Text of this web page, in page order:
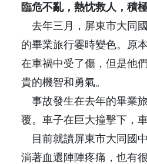
臨危不亂，熱忱救人，積
去年三月，屏東市大同
的畢業旅行霎時變色。原
在車禍中受了傷，但是他
貴的機智和勇氣。
事故發生在去年的畢業
覆。車子在巨大撞擊下，
目前就讀屏東市大同國
淌著血還陣陣疼痛，也有